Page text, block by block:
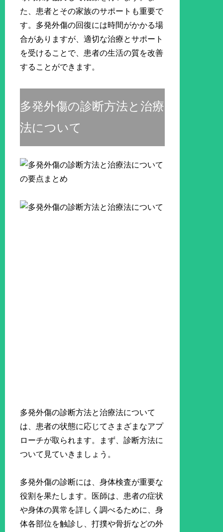
た、患者とその家族のサポートも重要で
す。多発外傷の回復には時間がかかる場
合がありますが、適切な治療とサポート
を受けることで、患者の生活の質を改善
することができます。
多発外傷の診断方法と治療
法について
多発外傷の診断方法と治療法について
は、患者の状態に応じてさまざまなアプ
ローチが取られます。まず、診断方法に
ついて見ていきましょう。
多発外傷の診断には、身体検査が重要な
役割を果たします。医師は、患者の症状
や身体の異常を詳しく調べるために、身
体各部位を触診し、打撲や骨折などの外